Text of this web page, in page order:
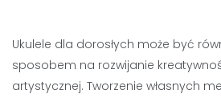
Ukulele dla dorosłych może być
sposobem na rozwijanie
artystycznej. Tworzenie własnych